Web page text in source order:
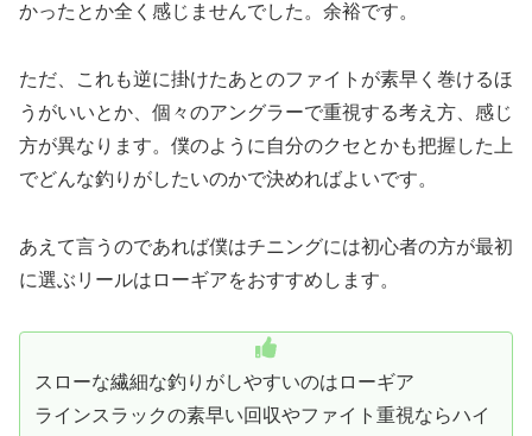
かったとか全く感じませんでした。余裕です。
ただ、これも逆に掛けたあとのファイトが素早く巻けるほ
うがいいとか、個々のアングラーで重視する考え方、感じ
方が異なります。僕のように自分のクセとかも把握した上
でどんな釣りがしたいのかで決めればよいです。
あえて言うのであれば僕はチニングには初心者の方が最初
に選ぶリールはローギアをおすすめします。
スローな繊細な釣りがしやすいのはローギア
ラインスラックの素早い回収やファイト重視ならハイ